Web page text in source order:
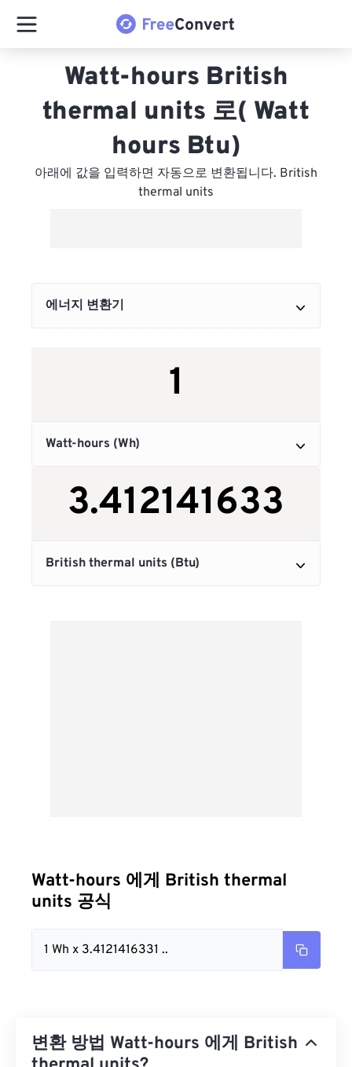
Watt-hours British
thermal units 로( Watt
hours Btu)
아래에 값을 입력하면 자동으로 변환됩니다. British
thermal units
Watt-hours 에게 British thermal
units 공식
1 Wh x 3.4121416331 ..
변환 방법 Watt-hours 에게 British